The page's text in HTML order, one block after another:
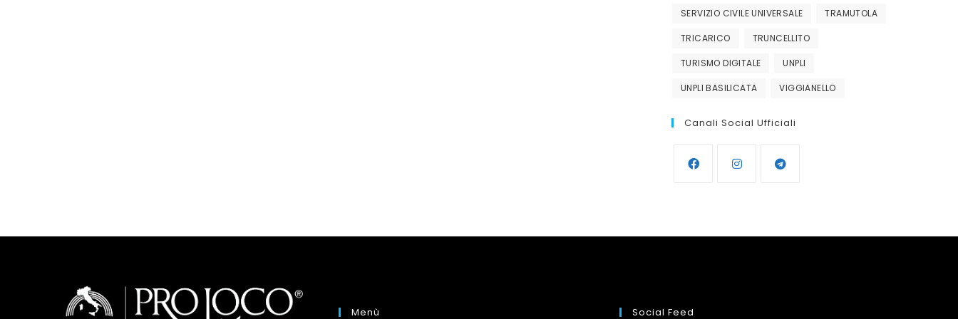
SERVIZIO CIVILE UNIVERSALE TRAMUTOLA
TRICARICO TRUNCELLITO
TURISMO DIGITALE UNPLI
UNPLI BASILICATA VIGGIANELLO
Canali Social Ufficiali
Menù Social Feed